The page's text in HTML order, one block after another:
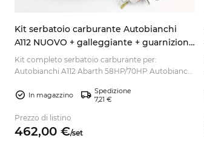
Kit serbatoio carburante Autobianchi
A112 NUOVO + galleggiante + guarnizione
+ tubo
Kit completo serbatoio carburante per:
Autobianchi A112 Abarth 58HP/70HP Autobianchi
A112 Elegant Autobianchi A11...
In magazzino
Spedizione
7,21 €
Prezzo di listino
462,00 €/set